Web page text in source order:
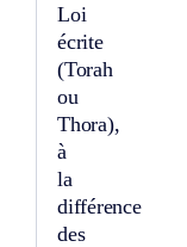
Loi
écrite
(Torah
ou
Thora),
à
la
différence
des